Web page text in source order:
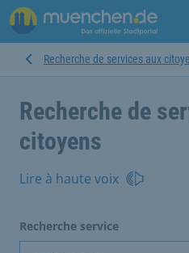
Recherche de services aux
Recherche de
citoyens
Lire à haute voix
Recherche service